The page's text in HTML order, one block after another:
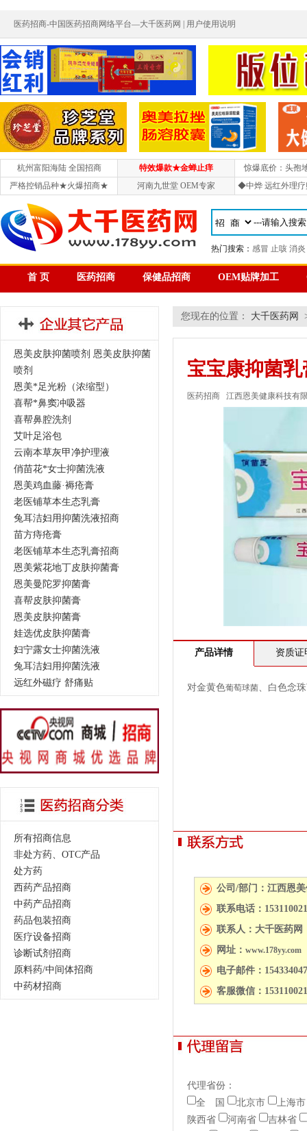
医药招商-中国医药招商网络平台—大千医药网 | 用户使用说明
杭州富阳海陆 全国招商 特效爆款★金蝉止痒
惊爆底价：头孢
严格控销品种★火爆招商★
河南九世堂 OEM专家 ◆中烨 远红外理疗
热门搜索： 感冒 止咳 消炎
首 页 医药招商 保健品招商 OEM贴牌加工
恩美皮肤抑菌喷剂 恩美皮肤抑菌
喷剂
恩美*足光粉（浓缩型）
喜帮*鼻窦冲吸器
喜帮鼻腔洗剂
艾叶足浴包
云南本草灰甲净护理液
俏苗花*女士抑菌洗液
恩美鸡血藤·褥疮膏
老医铺草本生态乳膏
兔耳洁妇用抑菌洗液招商
苗方痔疮膏
老医铺草本生态乳膏招商
恩美紫花地丁皮肤抑菌膏
恩美曼陀罗抑菌膏
喜帮皮肤抑菌膏
恩美皮肤抑菌膏
娃选优皮肤抑菌膏
妇宁露女士抑菌洗液
兔耳洁妇用抑菌洗液
远红外磁疗 舒痛贴
所有招商信息
非处方药、OTC产品
处方药
西药产品招商
中药产品招商
药品包装招商
医疗设备招商
诊断试剂招商
原料药/中间体招商
中药材招商
您现在的位置： 大千医药网
宝宝康抑菌乳
医药招商 江西恩美健康科技有
产品详情 资质证
对金黄色葡萄球菌、白色念
公司/部门：江西恩
联系电话：
联系人：大千医药网
网址： www.178yy.com
电子邮件：
客服微信：
代理省份：
全 国
北京市
上海市
陕西省
河南省
吉林省